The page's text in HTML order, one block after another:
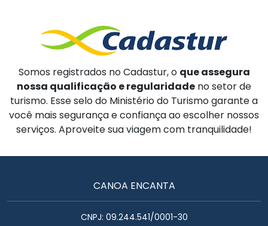
Somos registrados no Cadastur, o que assegura
nossa qualificação e regularidade no setor de
turismo. Esse selo do Ministério do Turismo garante a
você mais segurança e confiança ao escolher nossos
serviços. Aproveite sua viagem com tranquilidade!
CANOA ENCANTA
CNPJ: 09.244.541/0001-30